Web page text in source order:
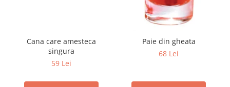
Cana care amesteca
singura
59 Lei
Paie din gheata
68 Lei